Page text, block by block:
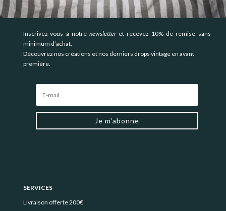
Inscrivez-vous à notre newsletteret recevez 10% de remise sans
minimum d’achat.
Découvrez nos créations et nos derniers drops vintage en avant
première.
Je m'abonne
SERVICES
Livraison offerte 200€